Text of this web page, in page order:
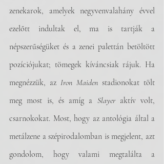
zenekarok, amelyek negyvenvalahány évvel
ezelőtt indultak el, ma is tartják a
népszerűségüket és a zenei palettán betöltött
pozíciójukat; tömegek kíváncsiak rájuk. Ha
megnézzük, az Iron Maiden stadionokat tölt
meg most is, és amíg a Slayer aktív volt,
csarnokokat. Most, hogy az antológia által a
metálzene a szépirodalomban is megjelent, azt
gondolom, hogy valami megtalálta a